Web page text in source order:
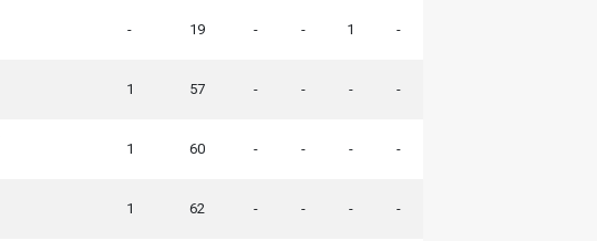
- 19 - - 1 -
1 57 - - - -
1 60 - - - -
1 62 - - - -